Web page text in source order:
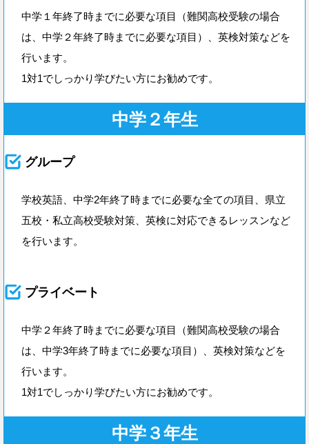
中学１年終了時までに必要な項目（難関高校受験の場合
は、中学２年終了時までに必要な項目）、英検対策などを
行います。
1対1でしっかり学びたい方にお勧めです。
中学２年生
グループ
学校英語、中学2年終了時までに必要な全ての項目、県立
五校・私立高校受験対策、英検に対応できるレッスンなど
を行います。
プライベート
中学２年終了時までに必要な項目（難関高校受験の場合
は、中学3年終了時までに必要な項目）、英検対策などを
行います。
1対1でしっかり学びたい方にお勧めです。
中学３年生